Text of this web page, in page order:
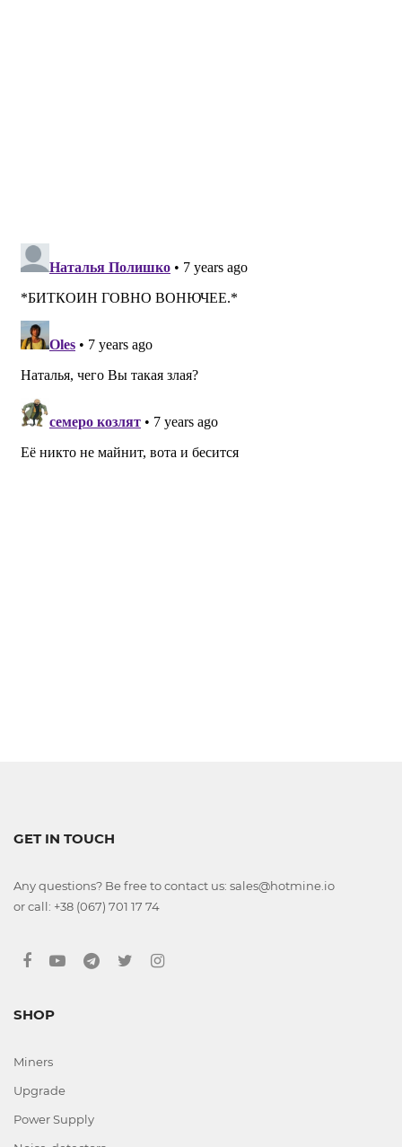
GET IN TOUCH
Any questions? Be free to contact us: sales@hotmine.io
or call: +38 (067) 701 17 74
SHOP
Miners
Upgrade
Power Supply